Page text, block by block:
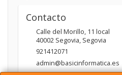
Contacto
Calle del Morillo, 11 local
40002 Segovia, Segovia
921412071
admin@basicinformatica.es